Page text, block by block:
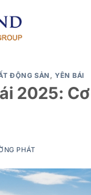
ĐỘNG SẢN , YÊN BÁI
2025:
PHÁT